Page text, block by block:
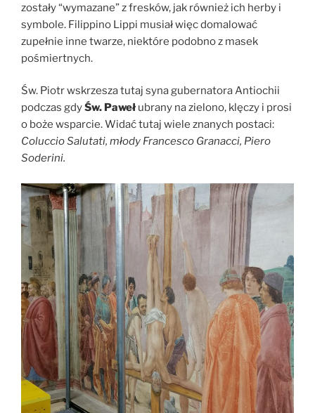
zostały “wymazane” z fresków, jak również ich herby i
symbole. Filippino Lippi musiał więc domalować
zupełnie inne twarze, niektóre podobno z masek
pośmiertnych.
Św. Piotr wskrzesza tutaj syna gubernatora Antiochii
podczas gdyŚw. Paweł ubrany na zielono, klęczy i prosi
o boże wsparcie. Widać tutaj wiele znanych postaci:
Coluccio Salutati, młody Francesco Granacci, Piero
Soderini.